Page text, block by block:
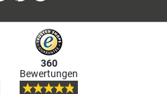
360
Bewertungen